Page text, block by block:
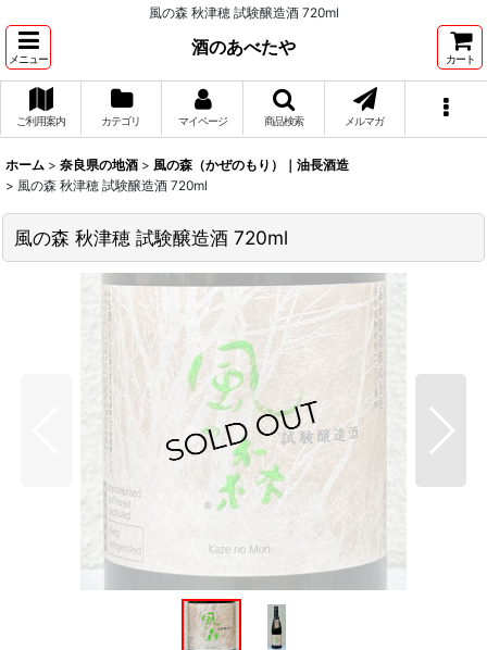
風の森 秋津穂 試験醸造酒 720ml
メニュー
酒のあべたや
カート
ご利用案内 カテゴリ マイページ 商品検索 メルマガ
ホーム > 奈良県の地酒 > 風の森（かぜのもり）｜油長酒造
> 風の森 秋津穂 試験醸造酒 720ml
風の森 秋津穂 試験醸造酒 720ml